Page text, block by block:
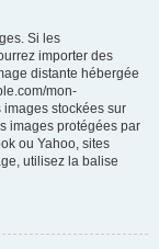
Si les
importer des
distante hébergée
mon-
images stockées sur
images protégées par
ou Yahoo, sites
utilisez la balise